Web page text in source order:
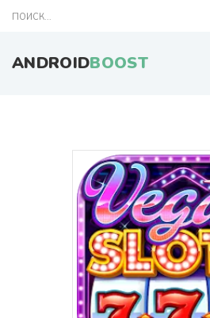
ANDROIDBOOST